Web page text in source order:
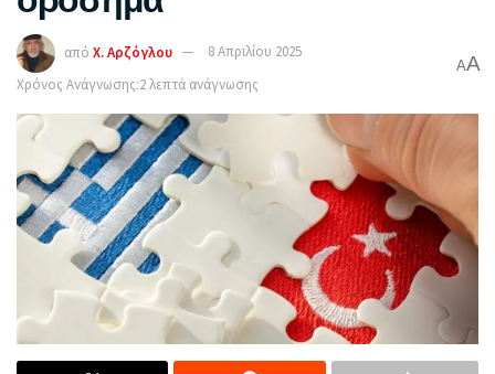
από Χ. Αρζόγλου
8 Απριλίου 2025
Χρόνος Ανάγνωσης:2 λεπτά ανάγνωσης
AA